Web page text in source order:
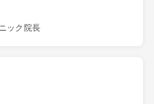
ック院長